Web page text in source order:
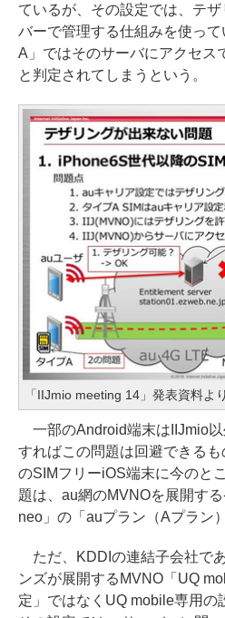
ているが、その設定では、テ
バーで管理する仕組みを使っ
A」ではそのサーバにアクセス
と判定されてしまうという。
「IIJmio meeting 14」発表資料より
一部のAndroid端末はIIJmio
すればこの問題は回避できる
のSIMフリーiOS端末に今のと
題は、au網のMVNOを展開す
neo」の「auプラン（Aプラン
ただ、KDDIの連結子会社で
ンズが展開するMVNO「UQ
定」ではなくUQ mobile専用の